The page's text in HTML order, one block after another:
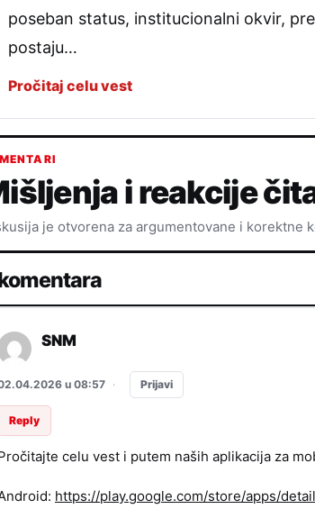
poseban status, institucionalni okvir,
postaju…
Pročitaj celu vest
i reakcije
je otvorena za argumentovane i korektne
SNM
u 08:57 · Prijavi
Reply
celu vest i putem naših aplikacija za
https://play.google.com/store/apps/